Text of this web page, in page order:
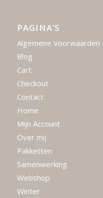
PAGINA’S
Algemene Voorwaarden
Blog
Cart
Checkout
Contact
Home
Mijn Account
Over mij
Pakketten
Samenwerking
Webshop
Winter